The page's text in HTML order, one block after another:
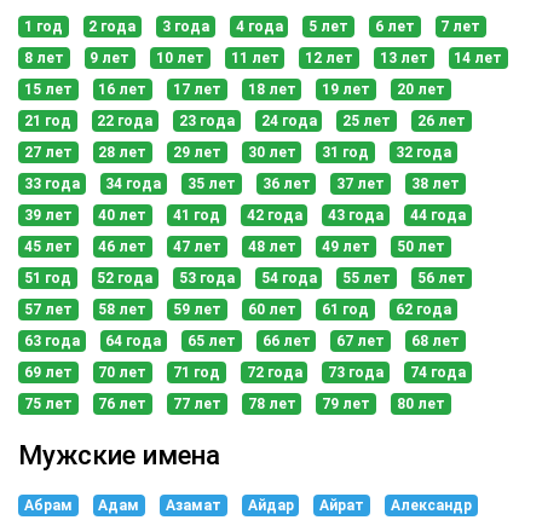
1 год 2 года 3 года 4 года 5 лет 6 лет
7 лет
8 лет
9 лет 10 лет 11 лет 12 лет 13 лет
14 лет
15 лет
16 лет 17 лет 18 лет 19 лет
20 лет
21 год
22 года 23 года 24 года 25 лет
26 лет
27 лет
28 лет 29 лет 30 лет 31 год
32 года
33 года
34 года 35 лет 36 лет 37 лет
38 лет
39 лет
40 лет 41 год 42 года 43 года
44 года
45 лет
46 лет 47 лет 48 лет 49 лет
50 лет
51 год
52 года 53 года 54 года 55 лет
56 лет
57 лет
58 лет 59 лет 60 лет 61 год
62 года
63 года
64 года 65 лет 66 лет 67 лет
68 лет
69 лет
70 лет 71 год 72 года 73 года
74 года
75 лет
76 лет 77 лет 78 лет 79 лет 80 лет
Мужские имена
Абрам Адам Азамат Айдар Айрат
Александр